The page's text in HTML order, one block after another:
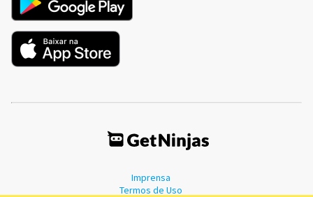
Imprensa
Termos de Uso